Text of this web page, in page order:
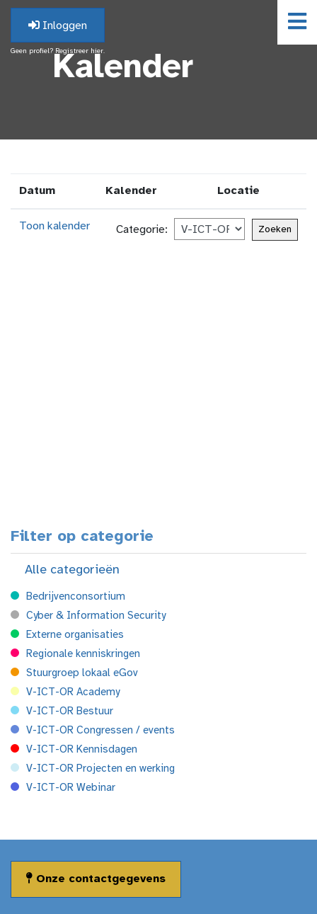
Inloggen
Geen profiel? Registreer hier.
Kalender
Datum Kalender Locatie
Toon kalender Categorie:
Filter op categorie
Alle categorieën
Bedrijvenconsortium
Cyber & Information Security
Externe organisaties
Regionale kenniskringen
Stuurgroep lokaal eGov
V-ICT-OR Academy
V-ICT-OR Bestuur
V-ICT-OR Congressen / events
V-ICT-OR Kennisdagen
V-ICT-OR Projecten en werking
V-ICT-OR Webinar
Onze contactgegevens